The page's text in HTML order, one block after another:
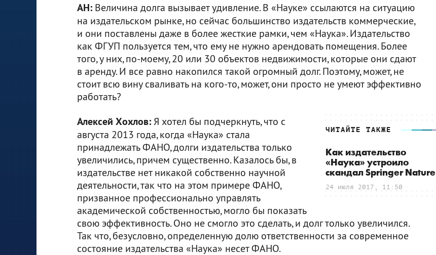
АН: Величина долга вызывает удивление. В «Науке» ссылаются на ситуацию
на издательском рынке, но сейчас большинство издательств коммерческие,
и они поставлены даже в более жесткие рамки, чем «Наука». Издательство
как ФГУП пользуется тем, что ему не нужно арендовать помещения. Более
того, у них, по-моему, 20 или 30 объектов недвижимости, которые они сдают
в аренду. И все равно накопился такой огромный долг. Поэтому, может, не
стоит всю вину сваливать на кого-то, может, они просто не умеют эффективно
работать?
ЧИТАЙТЕ ТАКЖЕ
Как издательство
«Наука» устроило
скандал Springer Nature
24 июля 2017, 11:50
Алексей Хохлов: Я хотел бы подчеркнуть, что с
августа 2013 года, когда «Наука» стала
принадлежать ФАНО, долги издательства только
увеличились, причем существенно. Казалось бы, в
издательстве нет никакой собственно научной
деятельности, так что на этом примере ФАНО,
призванное профессионально управлять
академической собственностью, могло бы показать
свою эффективность. Оно не смогло это сделать, и долг только увеличился.
Так что, безусловно, определенную долю ответственности за современное
состояние издательства «Наука» несет ФАНО.